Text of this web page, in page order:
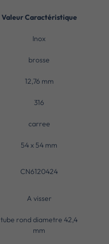
Valeur Caractéristique
Inox
brosse
12,76 mm
316
carree
54 x 54 mm
CN6120424
A visser
tube rond diametre 42,4
mm